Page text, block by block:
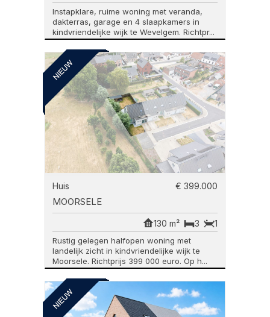
Instapklare, ruime woning met veranda,
dakterras, garage en 4 slaapkamers in
kindvriendelijke wijk te Wevelgem. Richtpr...
Huis € 399.000
MOORSELE
1
3
130 m²
Rustig gelegen halfopen woning met
landelijk zicht in kindvriendelijke wijk te
Moorsele. Richtprijs 399 000 euro. Op h...